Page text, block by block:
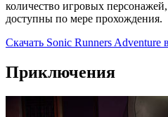
количество игровых
доступны по мере прохождения.
Скачать Sonic Runners Adventure
Приключения